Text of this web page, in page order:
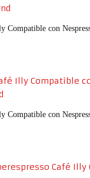
Compatible con
Compatible con